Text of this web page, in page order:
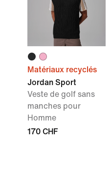
Matériaux recyclés
Jordan Sport
Veste de golf sans
manches pour
Homme
170 CHF